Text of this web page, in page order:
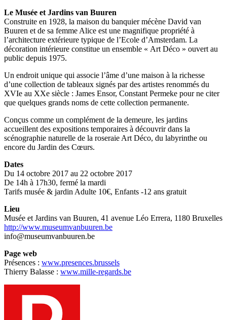
Le Musée et Jardins van Buuren
Construite en 1928, la maison du banquier mécène David van
Buuren et de sa femme Alice est une magnifique propriété à
l’architecture extérieure typique de l’Ecole d’Amsterdam. La
décoration intérieure constitue un ensemble « Art Déco » ouvert au
public depuis 1975.
Un endroit unique qui associe l’âme d’une maison à la richesse
d’une collection de tableaux signés par des artistes renommés du
XVIe au XXe siècle : James Ensor, Constant Permeke pour ne citer
que quelques grands noms de cette collection permanente.
Conçus comme un complément de la demeure, les jardins
accueillent des expositions temporaires à découvrir dans la
scénographie naturelle de la roseraie Art Déco, du labyrinthe ou
encore du Jardin des Cœurs.
Dates
Du 14 octobre 2017 au 22 octobre 2017
De 14h à 17h30, fermé la mardi
Tarifs musée & jardin Adulte 10€, Enfants -12 ans gratuit
Lieu
Musée et Jardins van Buuren, 41 avenue Léo Errera, 1180 Bruxelles
http://www.museumvanbuuren.be
info@museumvanbuuren.be
Page web
Présences : www.presences.brussels
Thierry Balasse : www.mille-regards.be